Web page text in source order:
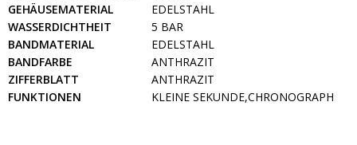
GEHÄUSEMATERIAL
EDELSTAHL
WASSERDICHTHEIT
5 BAR
BANDMATERIAL
EDELSTAHL
BANDFARBE
ANTHRAZIT
ZIFFERBLATT
ANTHRAZIT
FUNKTIONEN
KLEINE SEKUNDE,CHRONOGRAPH